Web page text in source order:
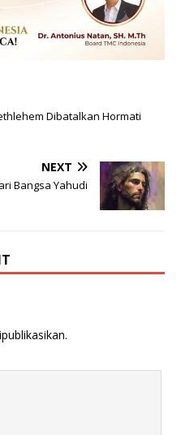
Dibatalkan Hormati
NEXT
Bangsa Yahudi